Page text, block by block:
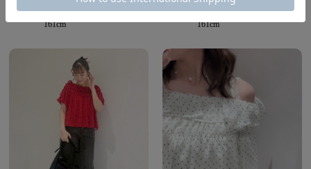
161cm
nakata ( Winter | Natural )
161cm